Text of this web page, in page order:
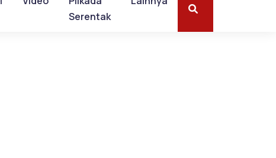
Serentak